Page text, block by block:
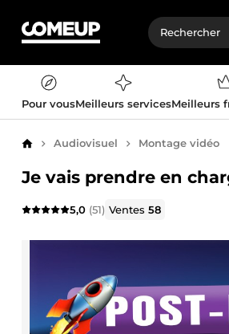
Pour vousMeilleurs servicesMeilleurs
AccueilAudiovisuel Montage vidéo
Je vais prendre en
5,0 (51) Ventes58